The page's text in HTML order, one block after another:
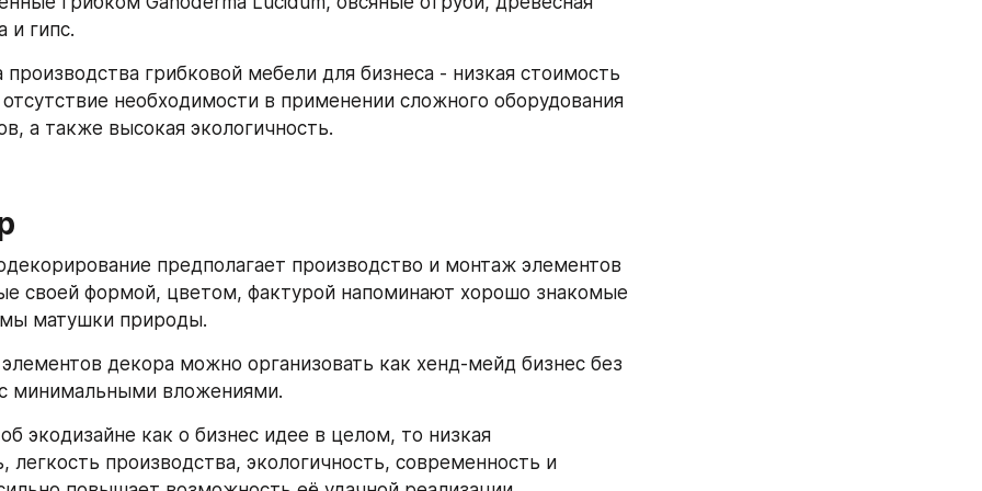
и гипс.
грибковой мебели для бизнеса - низкая стоимость
необходимости в применении сложного оборудования
а также высокая экологичность.
предполагает производство и монтаж элементов
своей формой, цветом, фактурой напоминают хорошо знакомые
матушки природы.
декора можно организовать как хенд-мейд бизнес без
минимальными вложениями.
экодизайне как о бизнес идее в целом, то низкая
легкость производства, экологичность, современность и